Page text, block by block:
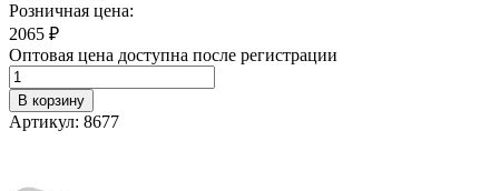
Розничная цена:
2065 ₽
Оптовая цена доступна после регистрации
В корзину
Артикул: 8677